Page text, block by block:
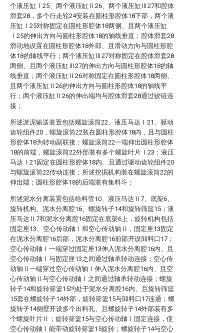
个液压缸Ⅰ25、两个液压缸Ⅱ26、两个液压缸Ⅲ27和腔体
滑套28，多个行走轮24安装在圆柱形腔体18下部，两个液
压缸Ⅰ25对称固定在圆柱形腔体18两侧、且两个液压缸
Ⅰ25的伸出方向与圆柱形腔体18的轴线垂直；腔体滑套28
滑动地设置在圆柱形腔体18外部、且滑动方向与圆柱形腔
体18的轴线平行；两个液压缸Ⅲ27对称固定在腔体滑套28
两侧、且两个液压缸Ⅲ27的伸出方向与圆柱形腔体18的轴
线垂直；两个液压缸Ⅱ26对称固定在圆柱形腔体18两侧、
且两个液压缸Ⅱ26的伸出方向与圆柱形腔体18的轴线平
行；两个液压缸Ⅱ26的伸出端均与腔体滑套28通过铰链连
接；
所述淤泥输送装置包括螺旋滚筒22、液压马达Ⅰ21、驱动
齿轮组件20，螺旋滚筒22装在圆柱形腔体18内，且与圆柱
形腔体18为转动副联接；螺旋滚筒22一端伸出圆柱形腔体
18的前端，螺旋滚筒22外部装有多个螺旋叶片Ⅰ23；液压
马达Ⅰ21固定在圆柱形腔体18内、且通过驱动齿轮组件20
与螺旋滚筒22传动连接；所述挖掘机构装在螺旋滚筒22的
伸出端；圆柱形腔体18的后端装有集料斗；
所述泥水分离装置包括给料管10、液压马达Ⅱ7、底架6、
旋转机构、泥水分离腔16、螺旋转子14和旋转筛篮15；液
压马达Ⅱ7和泥水分离腔16固定在底架6上，旋转机构包括
固定座13、空心传动轴Ⅰ和空心传动轴Ⅱ，固定座13固定
在泥水分离腔16后部，泥水分离腔16前部开设卸料口17；
空心传动轴Ⅰ一端穿过固定座13伸入泥水分离腔16内、且
空心传动轴Ⅰ与固定座13之间通过轴承转动连接；空心传
动轴Ⅱ一端穿过空心传动轴Ⅰ伸入泥水分离腔16内、且空
心传动轴Ⅱ与空心传动轴Ⅰ之间通过轴承转动连接；螺旋
转子14和旋转筛篮15均处于泥水分离腔16内、且旋转筛篮
15套在螺旋转子14外部，旋转筛篮15与卸料口17连通；螺
旋转子14侧壁开设多个出料孔、且螺旋转子14外部装有多
个螺旋叶片Ⅱ；旋转筛篮15与空心传动轴Ⅰ固定连接，使
空心传动轴Ⅰ能带动旋转筛篮15旋转；螺旋转子14与空心